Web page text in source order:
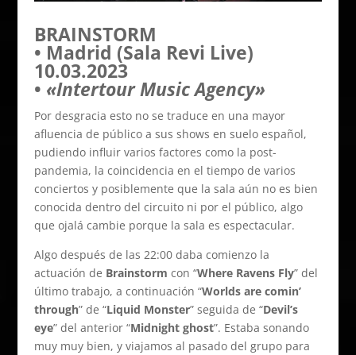
BRAINSTORM
• Madrid (Sala Revi Live)
10.03.2023
• «Intertour Music Agency»
Por desgracia esto no se traduce en una mayor
afluencia de público a sus shows en suelo español,
pudiendo influir varios factores como la post-
pandemia, la coincidencia en el tiempo de varios
conciertos y posiblemente que la sala aún no es bien
conocida dentro del circuito ni por el público, algo
que ojalá cambie porque la sala es espectacular.
Algo después de las 22:00 daba comienzo la
actuación de Brainstorm con “Where Ravens Fly” del
último trabajo, a continuación “Worlds are comin’
through” de “Liquid Monster” seguida de “Devil’s
eye” del anterior “Midnight ghost”. Estaba sonando
muy muy bien, y viajamos al pasado del grupo para